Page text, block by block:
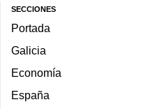
SECCIONES
Portada
Galicia
Economía
España